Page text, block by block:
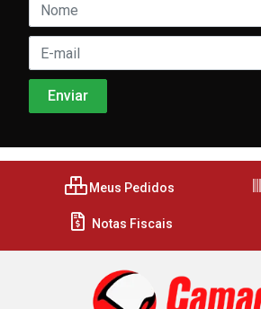
Meus Pedidos
Notas Fiscais